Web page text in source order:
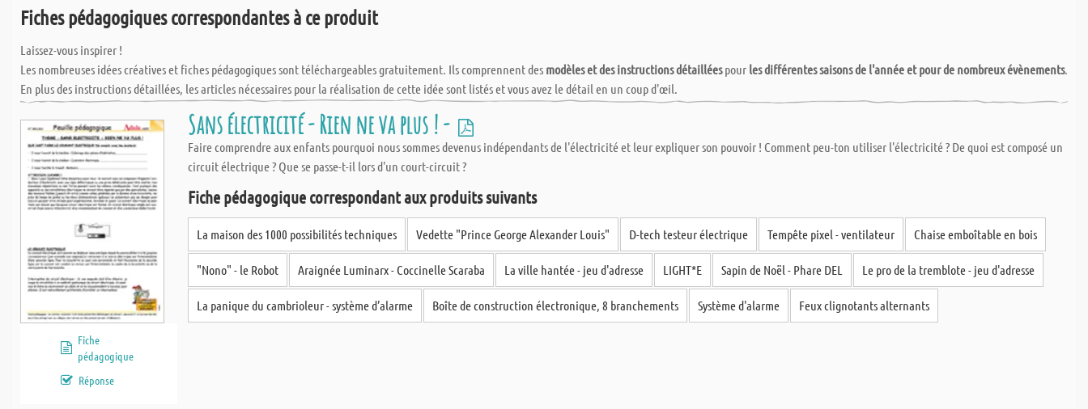
Fiches pédagogiques correspondantes à ce produit
Laissez-vous inspirer !
Les nombreuses idées créatives et fiches pédagogiques sont téléchargeables gratuitement. Ils comprennent des modèles et des instructions détailléespour les différentes saisons de l'année et pour de nombreux évènements.
En plus des instructions détaillées, les articles nécessaires pour la réalisation de cette idée sont listés et vous avez le détail en un coup d'œil.
Le service à la Découpe chez Aduis couvre tous les matériaux courants, tels que les planches, les lattes de bois et les plaque de métal. Aduis vous offre un service spécial par lequel vous pouvez demander à ce que l'on vous
découpe vos matériaux sur mesure, en fonction de l'utilisation pour vos cours de technologie mais également pour vos loisirs. Et ce afin de vous éviter de perdre du temps à aller dans une menuiserie !
Tous les matériaux, peuvent être découpés à la longueur souhaitée, sans toutefois dépasser les 100 x 50 cm maximum, et ce pour une question d'emballage et d'expédition. Nous découpons le bois et le métal avec précision.
IL faut toutefois calculer avec une marge de tolérence de +/- 1 mm.
Ce qui nous distingue et qui nous tient particulièrement à cœur, c'est la livraison rapide de vos articles découpées sur mesure. Les commandes passées directement sur le site internet, sont expédiées, à 80% le jour même, et
ce sans supplément de coût. Chaque découpe est étiquettée séparément de sorte qu'à la réception de votre colis, vous savez immédiatement quelle découpe correspond à votre commande.
Fiche
pédagogique
Réponse
Sans électricité - Rien ne va plus ! -
Faire comprendre aux enfants pourquoi nous sommes devenus indépendants de l'électricité et leur expliquer son pouvoir ! Comment peu-ton utiliser l'électricité ? De quoi est composé un
circuit électrique ? Que se passe-t-il lors d'un court-circuit ?
Fiche pédagogique correspondant aux produits suivants
La maison des 1000 possibilités techniques Vedette "Prince George Alexander Louis" D-tech testeur électrique Tempête pixel - ventilateur Chaise emboîtable en bois
"Nono" - le Robot Araignée Luminarx - Coccinelle Scaraba La ville hantée - jeu d'adresse LIGHT*E Sapin de Noël - Phare DEL Le pro de la tremblote - jeu d'adresse
La panique du cambrioleur - système d’alarme Boîte de construction électronique, 8 branchements Système d'alarme Feux clignotants alternants